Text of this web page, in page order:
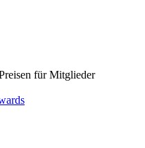
für Mitglieder